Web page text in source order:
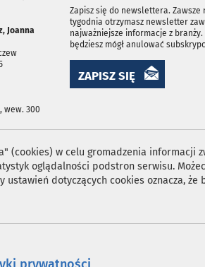
Joanna
wew. 300
Zapisz się do newslettera. Zawsze
tygodnia otrzymasz newsletter
najważniejsze informacje z
będziesz mógł anulować
ZAPISZ SIĘ
(cookies) w celu gromadzenia informacji
oglądalności podstron serwisu.
ustawień dotyczących cookies oznacza,